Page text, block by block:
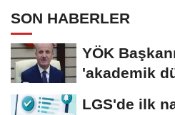
SON HABERLER
YÖK
'akademik
LGS'de ilk